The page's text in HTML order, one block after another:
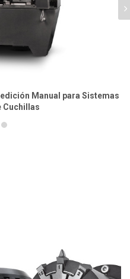
Manual para Sistemas
Cuchillas